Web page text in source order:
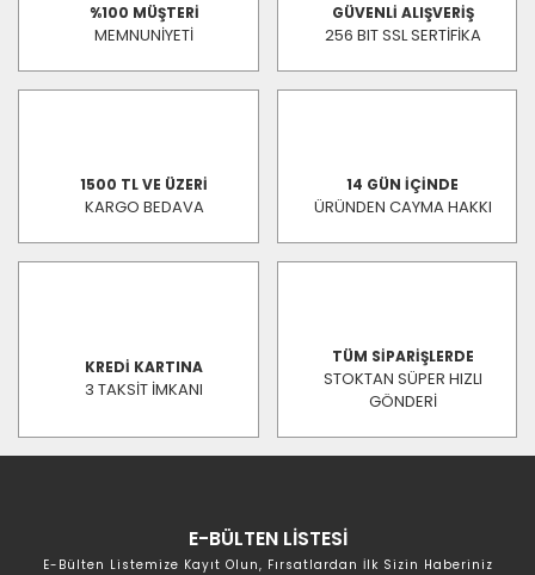
%100 MÜŞTERİ
MEMNUNİYETİ
GÜVENLİ ALIŞVERİŞ
256 BIT SSL SERTİFİKA
1500 TL VE ÜZERİ
KARGO BEDAVA
14 GÜN İÇİNDE
ÜRÜNDEN CAYMA HAKKI
KREDİ KARTINA
3 TAKSİT İMKANI
TÜM SİPARİŞLERDE
STOKTAN SÜPER HIZLI
GÖNDERİ
E-BÜLTEN LİSTESİ
E-Bülten Listemize Kayıt Olun, Fırsatlardan İlk Sizin Haberiniz